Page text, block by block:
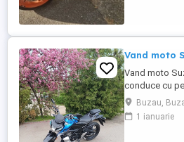
Vand moto
Vand moto
conduce cu
5000km Stare
ITP valabil
si schimb de
Buzau,
1 ianuarie